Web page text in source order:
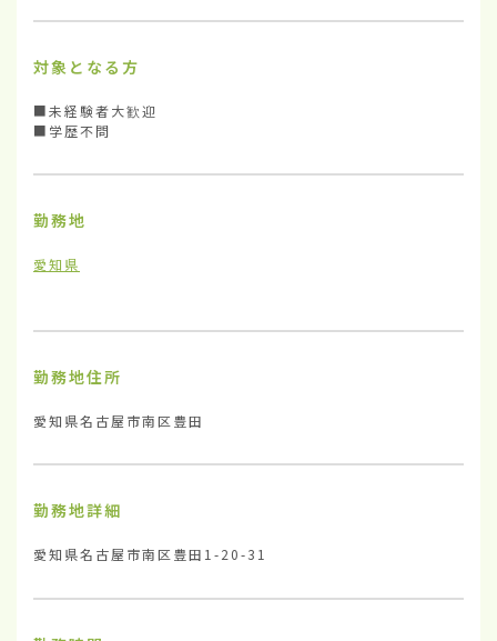
対象となる方
■未経験者大歓迎
■学歴不問
勤務地
愛知県
勤務地住所
愛知県名古屋市南区豊田
勤務地詳細
愛知県名古屋市南区豊田1-20-31